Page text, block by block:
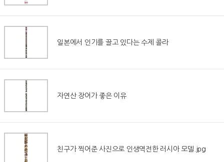
일본에서 인기를 끌고 있다는 수제 콜라
자연산 장어가 좋은 이유
친구가 찍어준 사진으로 인생역전한 러시아 모델.jpg